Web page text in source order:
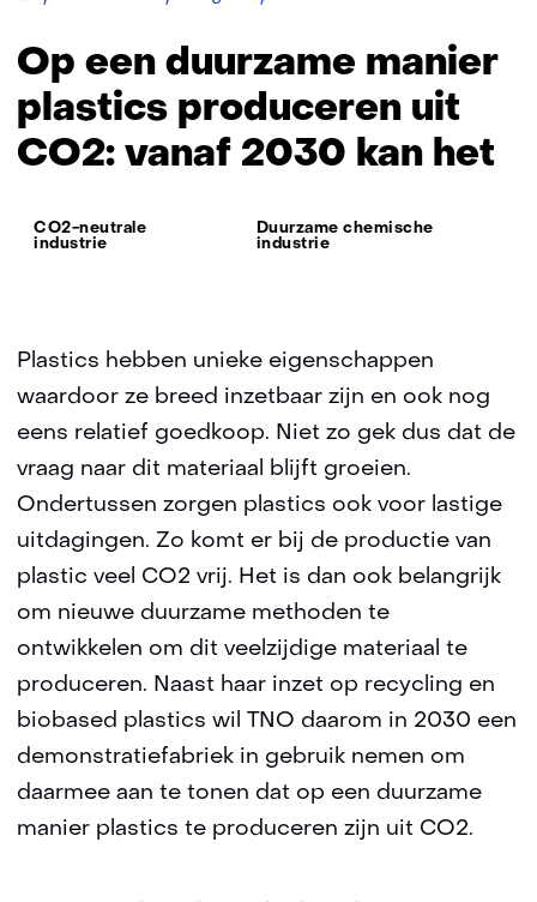
manier
produceren
uit
CO2:
2030
kan
Op een duurzame manier
plastics produceren uit
CO2: vanaf 2030 kan het
Thema:
CO2-neutrale
industrie
Duurzame chemische
industrie
Plastics hebben unieke eigenschappen
waardoor ze breed inzetbaar zijn en ook nog
eens relatief goedkoop. Niet zo gek dus dat de
vraag naar dit materiaal blijft groeien.
Ondertussen zorgen plastics ook voor lastige
uitdagingen. Zo komt er bij de productie van
plastic veel CO2 vrij. Het is dan ook belangrijk
om nieuwe duurzame methoden te
ontwikkelen om dit veelzijdige materiaal te
produceren. Naast haar inzet op recycling en
biobased plastics wil TNO daarom in 2030 een
demonstratiefabriek in gebruik nemen om
daarmee aan te tonen dat op een duurzame
manier plastics te produceren zijn uit CO2.